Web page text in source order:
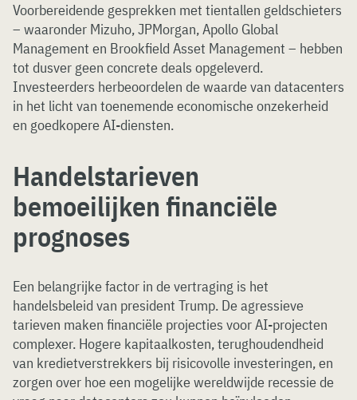
Voorbereidende gesprekken met tientallen geldschieters
– waaronder Mizuho, JPMorgan, Apollo Global
Management en Brookfield Asset Management – hebben
tot dusver geen concrete deals opgeleverd.
Investeerders herbeoordelen de waarde van datacenters
in het licht van toenemende economische onzekerheid
en goedkopere AI-diensten.
Handelstarieven
bemoeilijken financiële
prognoses
Een belangrijke factor in de vertraging is het
handelsbeleid van president Trump. De agressieve
tarieven maken financiële projecties voor AI-projecten
complexer. Hogere kapitaalkosten, terughoudendheid
van kredietverstrekkers bij risicovolle investeringen, en
zorgen over hoe een mogelijke wereldwijde recessie de